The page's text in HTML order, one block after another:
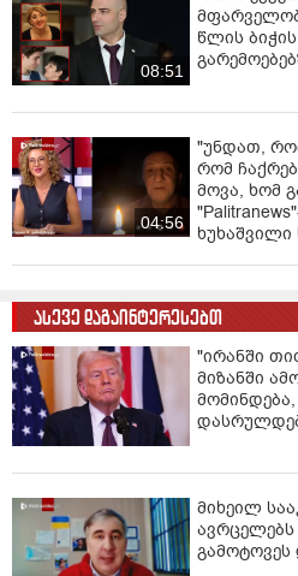
08:51
წლის
04:56
"უნდათ,
რომ
მოვა, ხომ
ასევე დაგაინტერესებთ
"ირანში
მიზანში
მიხეილ
გამოტოვეს